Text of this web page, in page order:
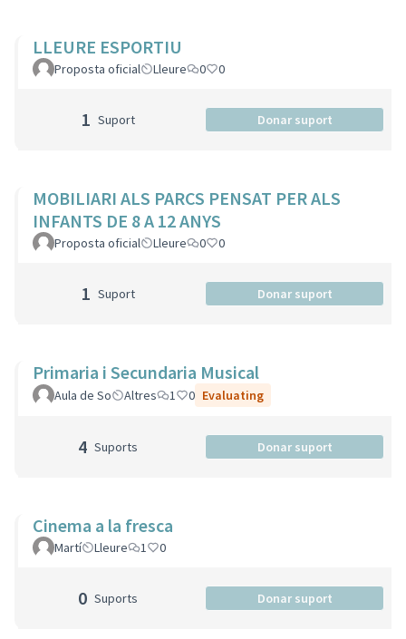
LLEURE ESPORTIU
Proposta oficial Lleure 0 0
1 Suport Donar suport
MOBILIARI ALS PARCS PENSAT PER ALS
INFANTS DE 8 A 12 ANYS
Proposta oficial Lleure 0 0
1 Suport Donar suport
Primaria i Secundaria Musical
Aula de So Altres 1 0 Evaluating
4 Suports Donar suport
Cinema a la fresca
Martí Lleure 1 0
0 Suports Donar suport